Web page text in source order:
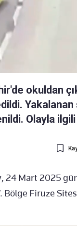
okuldan
Olayla
24 Mart 2025
Bölge Firuze